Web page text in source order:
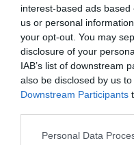
interest-based ads
us or personal
your opt-out. You may
disclosure of your
IAB’s list of downstream
also be disclosed by us
Downstream Participants
Please note that this
Personal Data
RED HOT LISTING 2794
available in West End